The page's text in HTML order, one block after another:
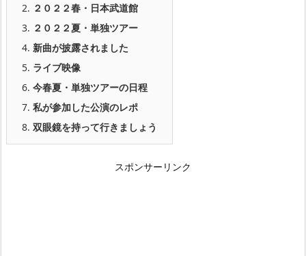
2. ２０２２春・日本武道館
3. ２０２２夏・単独ツアー
4. 新曲が披露されました
5. ライブ映像
6. 今春夏・単独ツアーの日程
7. 私が参加した公演のレポ
8. 双眼鏡を持って行きましょう
スポンサーリンク